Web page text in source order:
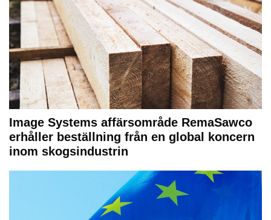
Image Systems affärsområde RemaSawco
erhåller beställning från en global koncern
inom skogsindustrin